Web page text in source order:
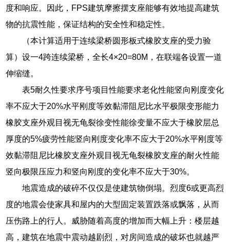
度和响应。因此，FPS建筑摩擦摆支座能够有效地提高建筑
物的抗震性能，保证结构的安全性和稳定性。
（本计算适用于连续梁桥圆形板式橡胶支座的受力验
算）设一4跨连续梁桥，全长4×20=80M，在联端各设置一道
伸缩缝。
表5耐久性要求序号项目性能要求老化性能竖向刚度变化
率不应大于20%水平刚度等效黏滞阻尼比水平极限变形能力
橡胶支座外观目视无龟裂徐变性能徐变量不应大于橡胶层总
厚度的5%疲劳性能竖向刚度变化率不应大于20%水平刚度等
效黏滞阻尼比橡胶支座外观目视无龟裂橡胶支座的耐火性能
竖向极限压应力和竖向刚度的变化率不应大于30%。
地震造成的破碎不仅仅是使建筑物倒塌。烈度6或更高烈
度的地震会使家具和屋内的大型固定装置跌落或飘落，从而
压伤路上的行人。威胁随着高度的增加而大幅上升：楼层越
高，建筑在地震中震动越剧烈，对房间造成的破坏也就越严